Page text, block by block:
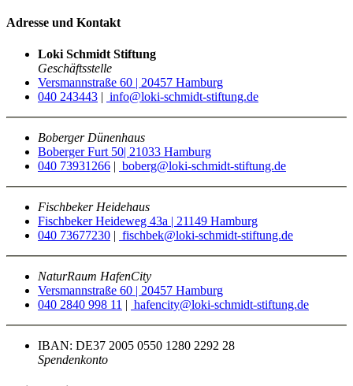
Adresse und Kontakt
Loki Schmidt Stiftung
Geschäftsstelle
Versmannstraße 60 | 20457 Hamburg
040 243443 | info@loki-schmidt-stiftung.de
Boberger Dünenhaus
Boberger Furt 50| 21033 Hamburg
040 73931266 | boberg@loki-schmidt-stiftung.de
Fischbeker Heidehaus
Fischbeker Heideweg 43a | 21149 Hamburg
040 73677230 | fischbek@loki-schmidt-stiftung.de
NaturRaum HafenCity
Versmannstraße 60 | 20457 Hamburg
040 2840 998 11 | hafencity@loki-schmidt-stiftung.de
IBAN: DE37 2005 0550 1280 2292 28
Spendenkonto